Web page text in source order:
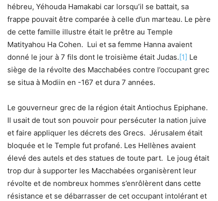
hébreu, Yéhouda Hamakabi car lorsqu’il se battait, sa
frappe pouvait être comparée à celle d’un marteau. Le père
de cette famille illustre était le prêtre au Temple
Matityahou Ha Cohen. Lui et sa femme Hanna avaient
donné le jour à 7 fils dont le troisième était Judas.[1] Le
siège de la révolte des Macchabées contre l’occupant grec
se situa à Modiin en -167 et dura 7 années.
Le gouverneur grec de la région était Antiochus Epiphane.
Il usait de tout son pouvoir pour persécuter la nation juive
et faire appliquer les décrets des Grecs. Jérusalem était
bloquée et le Temple fut profané. Les Hellènes avaient
élevé des autels et des statues de toute part. Le joug était
trop dur à supporter les Macchabées organisèrent leur
révolte et de nombreux hommes s’enrôlèrent dans cette
résistance et se débarrasser de cet occupant intolérant et